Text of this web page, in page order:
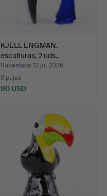
KJELL ENGMAN.
esculturas, 2 uds.,
"Catwalk…
Subastado 12 jul 2026
9 pujas
90 USD